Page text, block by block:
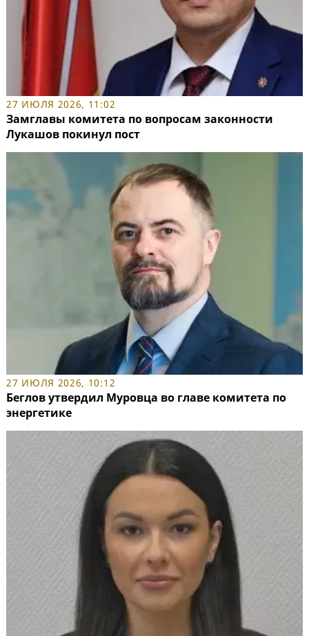
27 ИЮЛЯ 2026, 11:02
Замглавы комитета по вопросам законности
Лукашов покинул пост
27 ИЮЛЯ 2026, 10:12
Беглов утвердил Муровца во главе комитета по
энергетике